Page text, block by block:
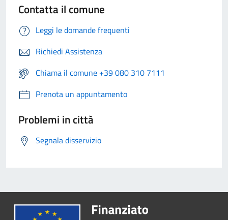
Contatta il comune
Leggi le domande frequenti
Richiedi Assistenza
Chiama il comune +39 080 310 7111
Prenota un appuntamento
Problemi in città
Segnala disservizio